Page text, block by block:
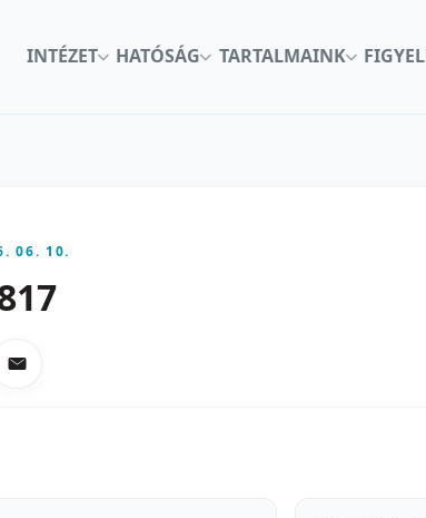
INTÉZET
HATÓSÁG TARTALMAINK
06. 10.
X-en
Megosztas emailben